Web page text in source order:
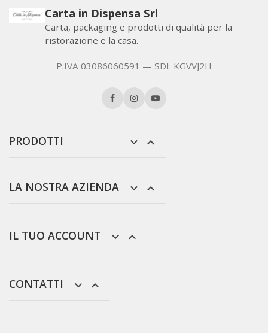
Carta in Dispensa Srl
Carta, packaging e prodotti di qualità per la
ristorazione e la casa.
P.IVA 03086060591 — SDI: KGVVJ2H
PRODOTTI  
LA NOSTRA AZIENDA  
IL TUO ACCOUNT  
CONTATTI  